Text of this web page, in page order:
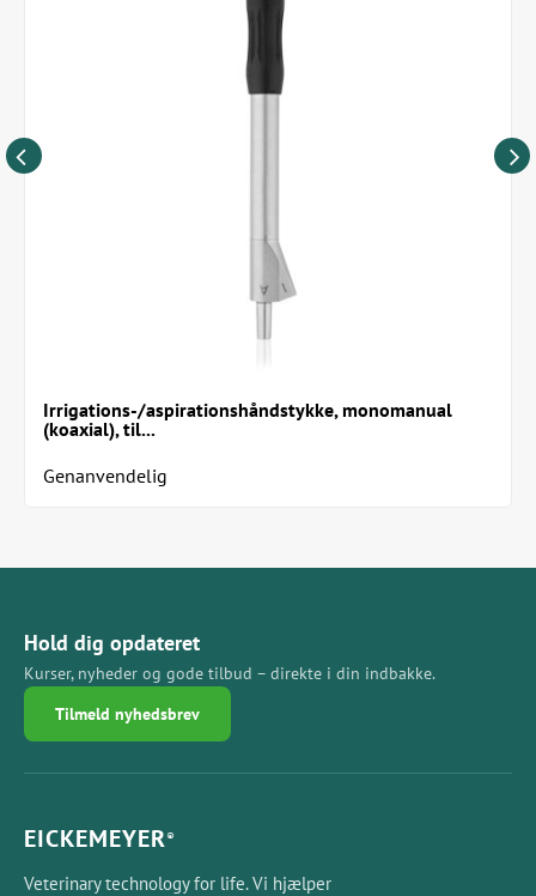
Irrigations-/aspirationshåndstykke, monomanual
(koaxial), til...
Genanvendelig
Hold dig opdateret
Kurser, nyheder og gode tilbud – direkte i din indbakke.
Tilmeld nyhedsbrev
EICKEMEYER®
Veterinary technology for life. Vi hjælper